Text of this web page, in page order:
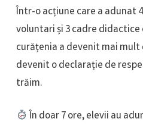
Într-o acțiune care a adunat
voluntari și 3 cadre
curățenia a devenit mai mult
devenit o declarație de
trăim.
În doar 7 ore, elevii au